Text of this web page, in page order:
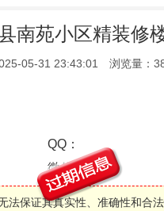
南苑小区精装修
05-31 23:43:01 浏览量：
QQ：
微信：
保证其真实性、准确性和合